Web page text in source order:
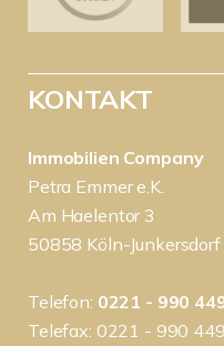
KONTAKT
Immobilien Company
Petra Emmer e.K.
Am Haelentor 3
50858 Köln-Junkersdorf
Telefon: 0221 - 990
Telefax: 0221 - 990